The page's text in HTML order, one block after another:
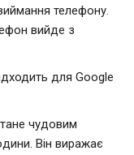
телефону.
вийде з
для Google
чудовим
Він виражає